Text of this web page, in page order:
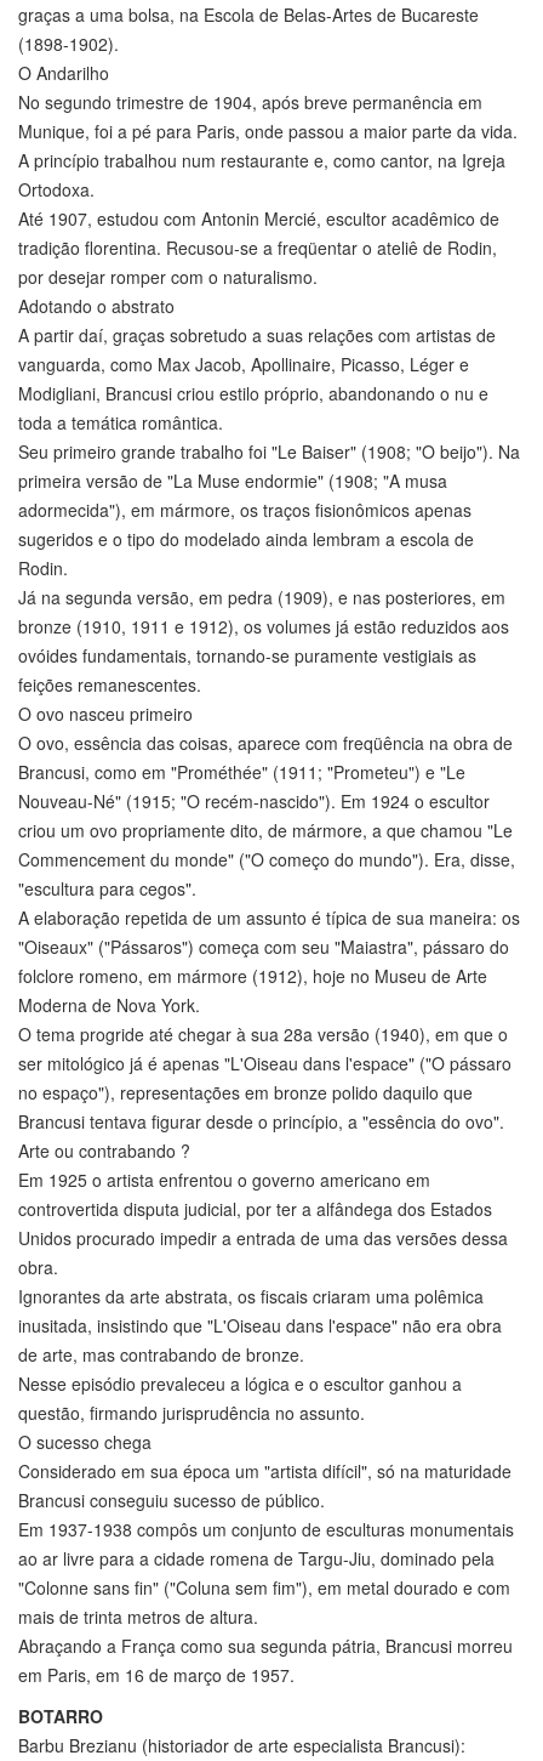
graças a uma bolsa, na Escola de Belas-Artes de Bucareste
(1898-1902).
O Andarilho
No segundo trimestre de 1904, após breve permanência em
Munique, foi a pé para Paris, onde passou a maior parte da vida.
A princípio trabalhou num restaurante e, como cantor, na Igreja
Ortodoxa.
Até 1907, estudou com Antonin Mercié, escultor acadêmico de
tradição florentina. Recusou-se a freqüentar o ateliê de Rodin,
por desejar romper com o naturalismo.
Adotando o abstrato
A partir daí, graças sobretudo a suas relações com artistas de
vanguarda, como Max Jacob, Apollinaire, Picasso, Léger e
Modigliani, Brancusi criou estilo próprio, abandonando o nu e
toda a temática romântica.
Seu primeiro grande trabalho foi "Le Baiser" (1908; "O beijo"). Na
primeira versão de "La Muse endormie" (1908; "A musa
adormecida"), em mármore, os traços fisionômicos apenas
sugeridos e o tipo do modelado ainda lembram a escola de
Rodin.
Já na segunda versão, em pedra (1909), e nas posteriores, em
bronze (1910, 1911 e 1912), os volumes já estão reduzidos aos
ovóides fundamentais, tornando-se puramente vestigiais as
feições remanescentes.
O ovo nasceu primeiro
O ovo, essência das coisas, aparece com freqüência na obra de
Brancusi, como em "Prométhée" (1911; "Prometeu") e "Le
Nouveau-Né" (1915; "O recém-nascido"). Em 1924 o escultor
criou um ovo propriamente dito, de mármore, a que chamou "Le
Commencement du monde" ("O começo do mundo"). Era, disse,
"escultura para cegos".
A elaboração repetida de um assunto é típica de sua maneira: os
"Oiseaux" ("Pássaros") começa com seu "Maiastra", pássaro do
folclore romeno, em mármore (1912), hoje no Museu de Arte
Moderna de Nova York.
O tema progride até chegar à sua 28a versão (1940), em que o
ser mitológico já é apenas "L'Oiseau dans l'espace" ("O pássaro
no espaço"), representações em bronze polido daquilo que
Brancusi tentava figurar desde o princípio, a "essência do ovo".
Arte ou contrabando ?
Em 1925 o artista enfrentou o governo americano em
controvertida disputa judicial, por ter a alfândega dos Estados
Unidos procurado impedir a entrada de uma das versões dessa
obra.
Ignorantes da arte abstrata, os fiscais criaram uma polêmica
inusitada, insistindo que "L'Oiseau dans l'espace" não era obra
de arte, mas contrabando de bronze.
Nesse episódio prevaleceu a lógica e o escultor ganhou a
questão, firmando jurisprudência no assunto.
O sucesso chega
Considerado em sua época um "artista difícil", só na maturidade
Brancusi conseguiu sucesso de público.
Em 1937-1938 compôs um conjunto de esculturas monumentais
ao ar livre para a cidade romena de Targu-Jiu, dominado pela
"Colonne sans fin" ("Coluna sem fim"), em metal dourado e com
mais de trinta metros de altura.
Abraçando a França como sua segunda pátria, Brancusi morreu
em Paris, em 16 de março de 1957.
BOTARRO
Barbu Brezianu (historiador de arte especialista Brancusi):